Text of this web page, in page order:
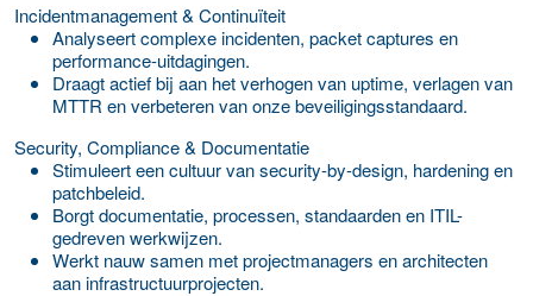
Incidentmanagement & Continuïteit
Analyseert complexe incidenten, packet captures en
performance-uitdagingen.
Draagt actief bij aan het verhogen van uptime, verlagen van
MTTR en verbeteren van onze beveiligingsstandaard.
Security, Compliance & Documentatie
Stimuleert een cultuur vansecurity-by-design, hardening en
patchbeleid.
Borgt documentatie, processen, standaarden en ITIL-
gedreven werkwijzen.
Werkt nauw samen met projectmanagers en architecten
aan infrastructuurprojecten.